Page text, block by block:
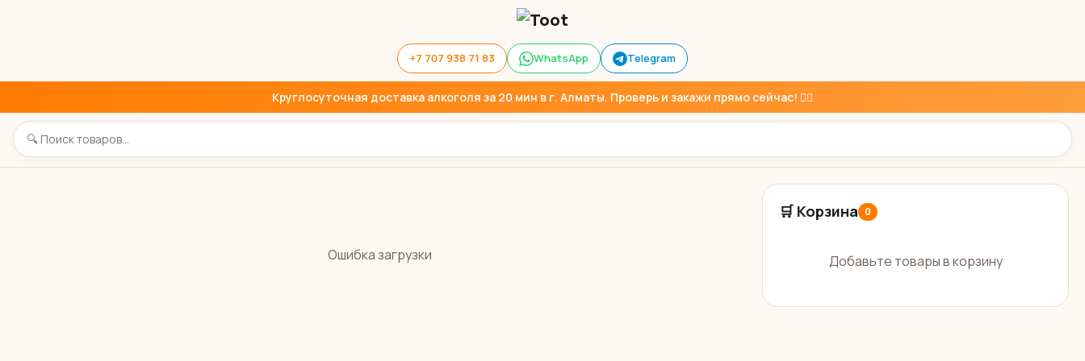
+7 707 938 71 83 WhatsApp Telegram
Круглосуточная доставка алкоголя за 20 мин в г. Алматы. Проверь и закажи прямо сейчас! 👇🏼
Ошибка загрузки
🛒 Корзина 0
Добавьте товары в корзину